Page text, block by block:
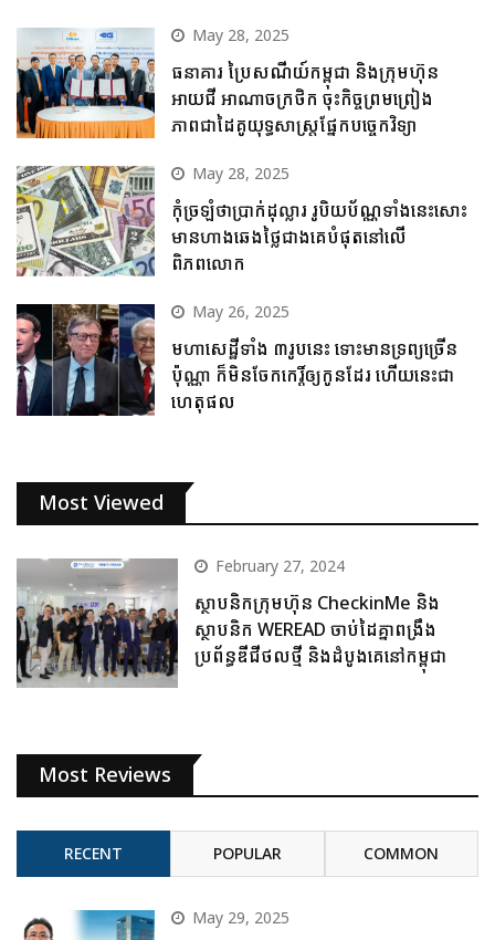
May 28, 2025
ធនាគារ ប្រៃសណីយ៍កម្ពុជា និងក្រុមហ៊ុន
អាយជី អាណាចក្រថិក ចុះកិច្ចព្រមព្រៀង
ភាពជាដៃគូយុទ្ធសាស្ត្រផ្នែកបច្ចេកវិទ្យា
May 28, 2025
កុំច្រឡំថាប្រាក់ដុល្លារ រូបិយប័ណ្ណទាំងនេះសោះ
មានហាងឆេងថ្លៃជាងគេបំផុតនៅលើ
ពិភពលោក
May 26, 2025
មហាសេដ្ឋីទាំង ៣រូបនេះ ទោះមានទ្រព្យច្រើន
ប៉ុណ្ណា ក៏មិនចែកកេរ្តិ៍ឲ្យកូនដែរ ហើយនេះជា
ហេតុផល
Most Viewed
February 27, 2024
ស្ថាបនិកក្រុមហ៊ុន CheckinMe និង
ស្ថាបនិក WEREAD ចាប់ដៃគ្នាពង្រឹង
ប្រព័ន្ធឌីជីថលថ្មី និងដំបូងគេនៅកម្ពុជា
Most Reviews
RECENT POPULAR COMMON
May 29, 2025